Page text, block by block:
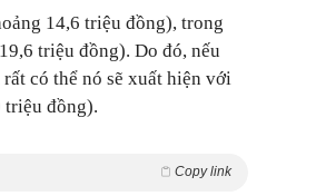
14,6 triệu đồng), trong
triệu đồng). Do đó, nếu
có thể nó sẽ xuất hiện với
triệu đồng).
Copy link